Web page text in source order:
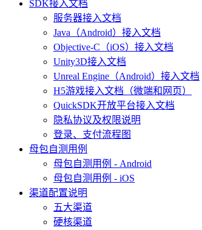
SDK接入文档
服务器接入文档
Java（Android）接入文档
Objective-C（iOS）接入文档
Unity3D接入文档
Unreal Engine（Android）接入文档
H5游戏接入文档（微端和网页）
QuickSDK开放平台接入文档
隐私协议及权限说明
登录、支付流程图
母包自测用例
母包自测用例 - Android
母包自测用例 - iOS
渠道配置说明
五大渠道
硬核渠道